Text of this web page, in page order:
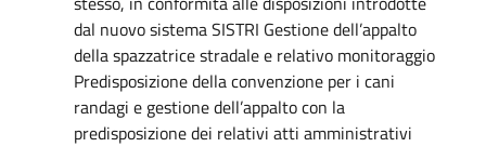
dal nuovo sistema SISTRI Gestione dell’appalto
della spazzatrice stradale e relativo monitoraggio
Predisposizione della convenzione per i cani
randagi e gestione dell’appalto con la
predisposizione dei relativi atti amministrativi